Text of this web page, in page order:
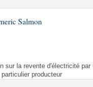
Salmon
sur la revente d'électricité
producteur